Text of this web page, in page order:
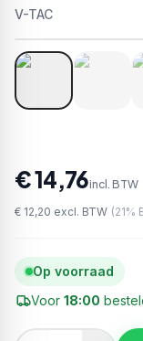
V-TAC
Artikelnr:212593
€ 14,76incl. BTW
€ 12,20 excl. BTW (21%
Op voorraad
Voor 18:00